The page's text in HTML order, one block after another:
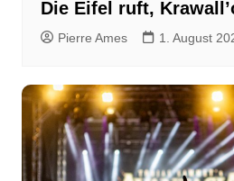
Die Eifel ruft,
Pierre Ames 1. August